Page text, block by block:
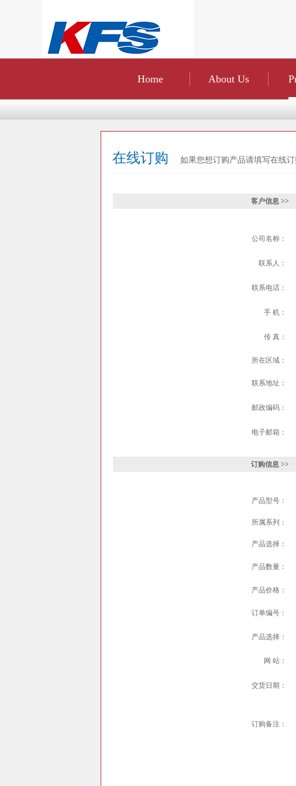
Home About Us
在线订购 如果您想订购产品请填写在线订
客户信息 >>
公司名称：
联系人：
联系电话：
手 机：
传 真：
所在区域：
联系地址：
邮政编码：
电子邮箱：
订购信息 >>
产品型号：
所属系列：
产品选择：
产品数量：
产品价格：
订单编号：
产品选择：
网 站：
交货日期：
订购备注：